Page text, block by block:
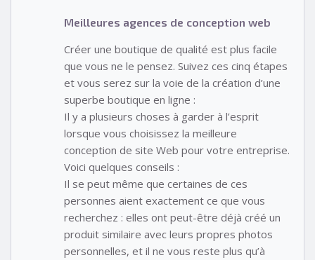
Meilleures agences de conception web
Créer une boutique de qualité est plus facile
que vous ne le pensez. Suivez ces cinq étapes
et vous serez sur la voie de la création d’une
superbe boutique en ligne :
Il y a plusieurs choses à garder à l’esprit
lorsque vous choisissez la meilleure
conception de site Web pour votre entreprise.
Voici quelques conseils :
Il se peut même que certaines de ces
personnes aient exactement ce que vous
recherchez : elles ont peut-être déjà créé un
produit similaire avec leurs propres photos
personnelles, et il ne vous reste plus qu’à